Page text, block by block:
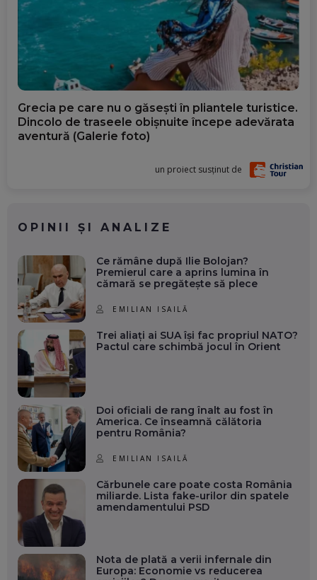
Grecia pe care nu o găsești în pliantele turistice.
Dincolo de traseele obișnuite începe adevărata
aventură (Galerie foto)
un proiect susținut de
OPINII ȘI ANALIZE
Ce rămâne după Ilie Bolojan?
Premierul care a aprins lumina în
cămară se pregătește să plece
EMILIAN ISAILĂ
Trei aliați ai SUA își fac propriul NATO?
Pactul care schimbă jocul în Orient
Doi oficiali de rang înalt au fost în
America. Ce înseamnă călătoria
pentru România?
EMILIAN ISAILĂ
Cărbunele care poate costa România
miliarde. Lista fake-urilor din spatele
amendamentului PSD
Nota de plată a verii infernale din
Europa: Economie vs reducerea